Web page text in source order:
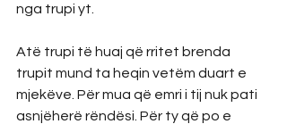
nga trupi yt.
Atë trupi të huaj që rritet brenda
trupit mund ta heqin vetëm duart e
mjekëve. Për mua që emri i tij nuk pati
asnjëherë rëndësi. Për ty që po e